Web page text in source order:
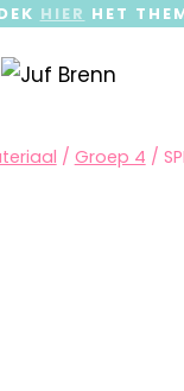
HIER HET
/ Groep 4 /